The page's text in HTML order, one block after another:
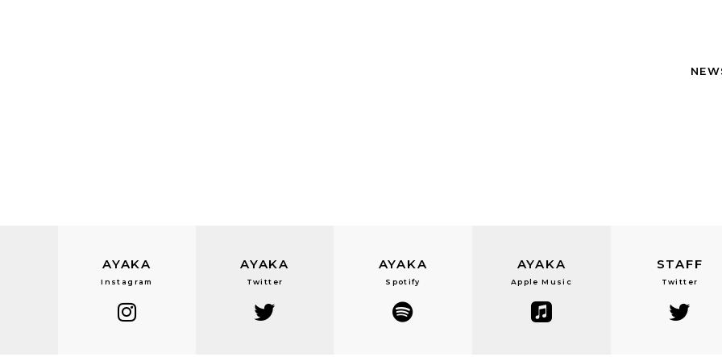
AYAKA
Instagram
AYAKA
Twitter
AYAKA
Spotify
AYAKA
Apple Music
STAFF
Twitter